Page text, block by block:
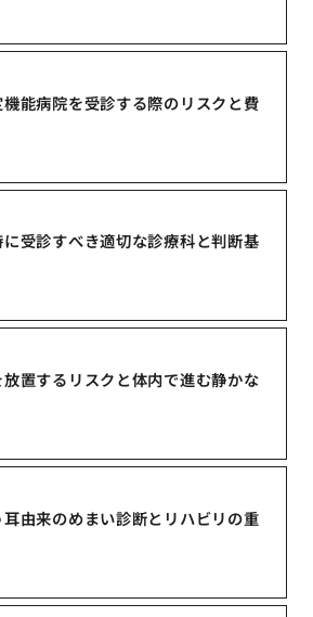
能病院を受診する際のリスクと費
受診すべき適切な診療科と判断基
置するリスクと体内で進む静かな
由来のめまい診断とリハビリの重